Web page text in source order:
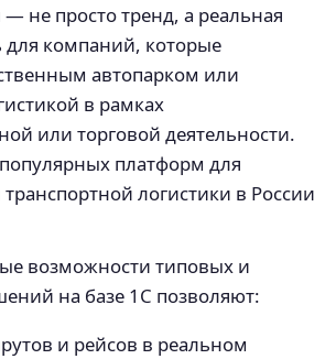
не просто тренд, а реальная
для компаний, которые
автопарком или
в рамках
или торговой деятельности.
платформ для
логистики в России
возможности типовых и
на базе 1С позволяют:
и рейсов в реальном